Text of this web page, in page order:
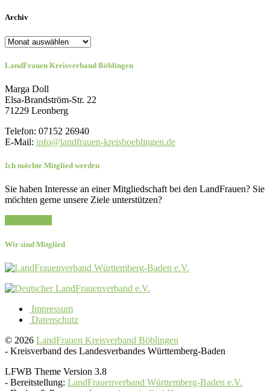
Archiv
Archiv
LandFrauen Kreisverband Böblingen
Marga Doll
Elsa-Brandström-Str. 22
71229 Leonberg
Telefon: 07152 26940
E-Mail: info@landfrauen-kreisboeblingen.de
Ich möchte Mitglied werden
Sie haben Interesse an einer Mitgliedschaft bei den LandFrauen? Sie
möchten gerne unsere Ziele unterstützen?
Wir sind Mitglied
Impressum
Datenschutz
© 2026 LandFrauen Kreisverband Böblingen
- Kreisverband des Landesverbandes Württemberg-Baden
LFWB Theme Version 3.8
- Bereitstellung: LandFrauenverband Württemberg-Baden e.V.